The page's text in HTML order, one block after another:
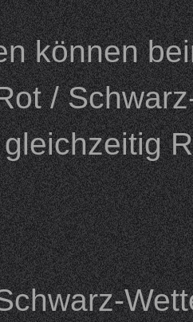
können
/
gleichzeitig